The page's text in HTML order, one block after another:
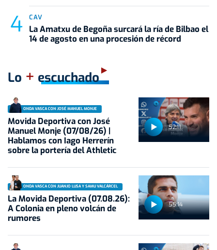
CAV
La Amatxu de Begoña surcará la ría de Bilbao el
14 de agosto en una procesión de récord
Lo + escuchado
52:11
ONDA VASCA CON JOSÉ MANUEL MONJE
Movida Deportiva con José
Manuel Monje (07/08/26) |
Hablamos con Iago Herrerín
sobre la portería del Athletic
55:14
ONDA VASCA CON JUANJO LUSA Y SAMU VALCÁRCEL
La Movida Deportiva (07.08.26):
A Colonia en pleno volcán de
rumores